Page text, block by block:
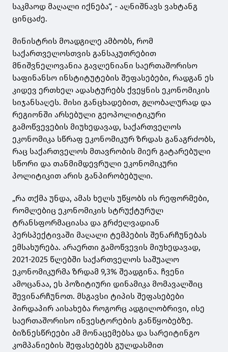
საკმაოდ მაღალი იქნება“, - აღნიშნავს ვახტანგ
ცინცაძე.
მინისტრის მოადგილე ამბობს, რომ
საქართველოსთვის განსაკუთრებით
მნიშვნელოვანია გავლენიანი საერთაშორისო
საფინანსო ინსტიტუტების შეფასებები, რადგან ეს
კიდევ ერთხელ ადასტურებს ქვეყნის ეკონომიკის
სიჯანსაღეს. მისი განცხადებით, გლობალურად და
რეგიონში არსებული გეოპოლიტიკური
გამოწვევების მიუხედავად, საქართველოს
ეკონომიკა სწრაფ ეკონომიკურ ზრდას განაგრძობს,
რაც საქართველოს მთავრობის მიერ გატარებული
სწორი და თანმიმდევრული ეკონომიკური
პოლიტიკით არის განპირობებული.
„რა თქმა უნდა, ამას ხელს უწყობს ის რეფორმები,
რომლებიც ეკონომიკის სტრუქტურულ
ტრანსფორმაციასა და გრძელვადიან
პერსპექტივაში მაღალი ტემპების შენარჩუნებას
ემსახურება. არაერთი გამოწვევის მიუხედავად,
2021-2025 წლებში საქართველოს საშუალო
ეკონომიკურმა ზრდამ 9,3% შეადგინა. ჩვენი
ამოცანაა, ეს პოზიტიური დინამიკა მომავალშიც
შევინარჩუნოთ. მსგავსი ტიპის შეფასებები
პირდაპირ აისახება როგორც ადგილობრივი, ისე
საერთაშორისო ინვესტორების განწყობებზე.
ბიზნესწრეები ამ მონაცემებსა და სარეიტინგო
კომპანიების შეფასებებს გულდასმით